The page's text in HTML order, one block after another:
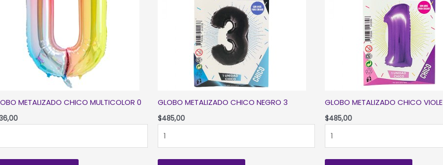
METALIZADO CHICO MULTICOLOR 0 GLOBO METALIZADO CHICO NEGRO 3
$485,00
METALIZADO
GLOBO METALIZADO CHICO
$485,00
METALIZADO